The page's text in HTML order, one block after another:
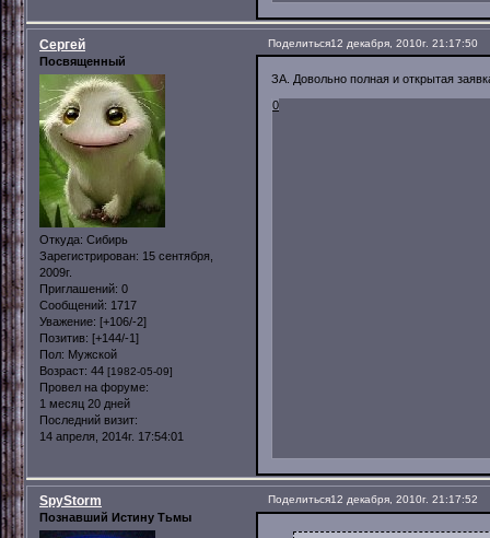
Поделиться12 декабря, 2010г. 21:17:50
Сергей
Посвященный
Откуда: Сибирь
Зарегистрирован: 15 сентября,
2009г.
Приглашений: 0
Сообщений: 1717
Уважение: [+106/-2]
Позитив: [+144/-1]
Пол: Мужской
Возраст: 44 [1982-05-09]
Провел на форуме:
1 месяц 20 дней
Последний визит:
14 апреля, 2014г. 17:54:01
ЗА. Довольно полная и открытая
0
Поделиться12 декабря, 2010г. 21:17:52
SpyStorm
Познавший Истину Тьмы